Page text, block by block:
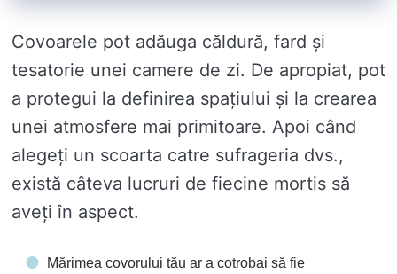
Covoarele pot adăuga căldură, fard și
tesatorie unei camere de zi. De apropiat, pot
a protegui la definirea spațiului și la crearea
unei atmosfere mai primitoare. Apoi când
alegeți un scoarta catre sufrageria dvs.,
există câteva lucruri de fiecine mortis să
aveți în aspect.
Mărimea covorului tău ar a cotrobai să fie